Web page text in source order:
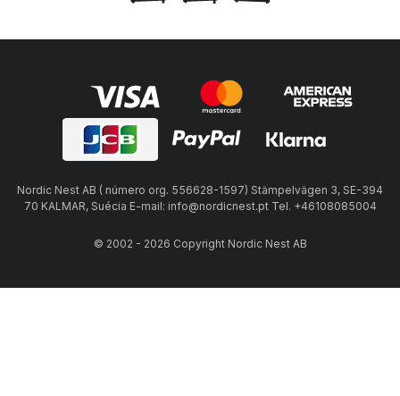
Nordic Nest AB ( número org. 556628-1597) Stämpelvägen 3, SE-394
70 KALMAR, Suécia E-mail: info@nordicnest.pt Tel. +46108085004
© 2002 - 2026 Copyright Nordic Nest AB